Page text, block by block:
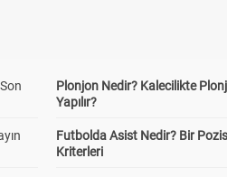
Plonjon Nedir? Kalecilikte
Yapılır?
Futbolda Asist Nedir? Bir
Kriterleri